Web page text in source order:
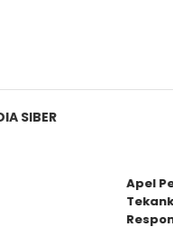
SIBER
Apel
Respons